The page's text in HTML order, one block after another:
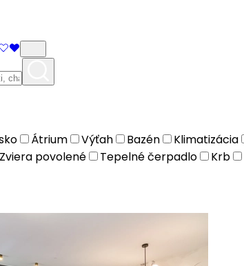
Átrium Výťah Bazén Klimatizácia
Zviera povolené Tepelné čerpadlo Krb